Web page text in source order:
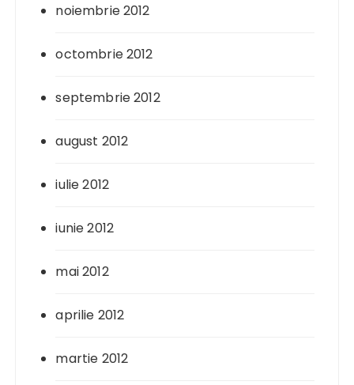
noiembrie 2012
octombrie 2012
septembrie 2012
august 2012
iulie 2012
iunie 2012
mai 2012
aprilie 2012
martie 2012